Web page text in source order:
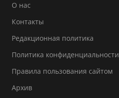
О нас
Контакты
Редакционная политика
Политика конфиденциальности
Правила пользования сайтом
Архив